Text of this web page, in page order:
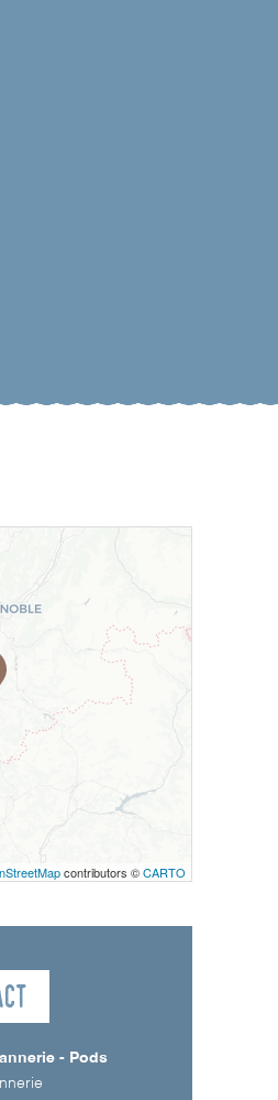
contributors ©CARTO
- Pods